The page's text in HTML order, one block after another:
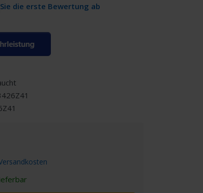
die erste Bewertung ab